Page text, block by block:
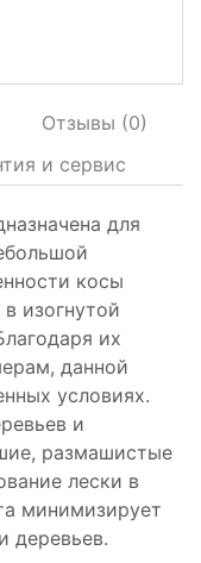
Отзывы (0)
и сервис
для
косы
изогнутой
их
данной
условиях.
и
размашистые
лески в
минимизирует
деревьев.